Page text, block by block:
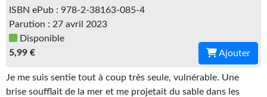
Nouvelles
Bifrost
Livres audio
Gratuit
ISBN ePub : 978-2-38163-085-4
Parution : 27 avril 2023
Disponible
5,99 €
Ajouter
Je me suis sentie tout à coup très seule, vulnérable. Une
brise soufflait de la mer et me projetait du sable dans les